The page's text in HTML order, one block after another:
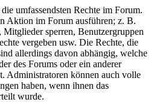
umfassendsten Rechte im Forum.
Aktion im Forum ausführen; z. B.
Mitglieder sperren, Benutzergruppen
vergeben usw. Die Rechte, die
allerdings davon abhängig, welche
des Forums oder ein anderer
Administratoren können auch volle
haben, wenn ihnen das
wurde.